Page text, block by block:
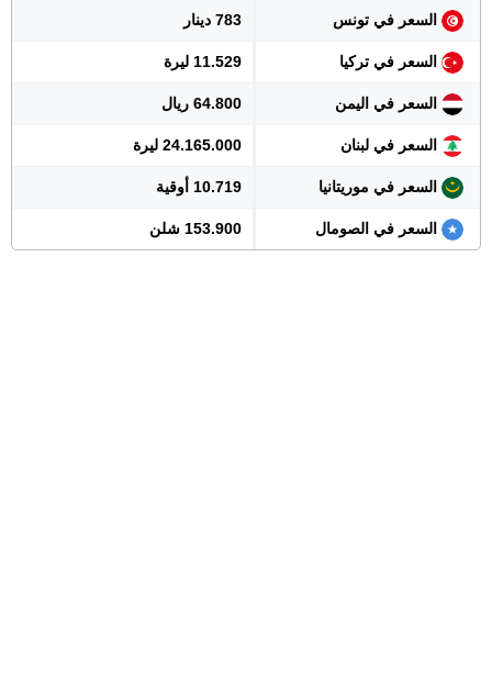
السعر في تونس 783 دينار
السعر في تركيا 11.529 ليرة
السعر في اليمن 64.800 ريال
السعر في لبنان 24.165.000 ليرة
السعر في موريتانيا 10.719 أوقية
السعر في الصومال 153.900 شلن